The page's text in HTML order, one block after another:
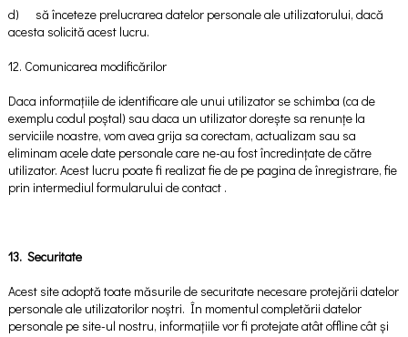
d) să înceteze prelucrarea datelor personale ale utilizatorului, dacă
acesta solicită acest lucru.
12. Comunicarea modificărilor
Daca informațiile de identificare ale unui utilizator se schimba (ca de
exemplu codul poștal) sau daca un utilizator dorește sa renunțe la
serviciile noastre, vom avea grija sa corectam, actualizam sau sa
eliminam acele date personale care ne-au fost încredințate de către
utilizator. Acest lucru poate fi realizat fie de pe pagina de înregistrare, fie
prin intermediul formularului de contact .
13. Securitate
Acest site adoptă toate măsurile de securitate necesare protejării datelor
personale ale utilizatorilor noștri. În momentul completării datelor
personale pe site-ul nostru, informațiile vor fi protejate atât offline cât și